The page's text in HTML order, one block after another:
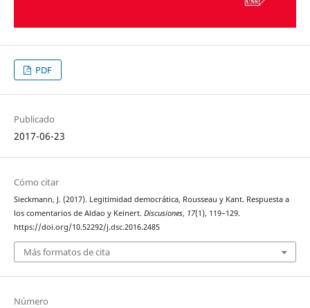
PDF
Publicado
2017-06-23
Cómo citar
Sieckmann, J. (2017). Legitimidad democrática, Rousseau y Kant. Respuesta a
los comentarios de Aldao y Keinert. Discusiones, 17(1), 119–129.
https://doi.org/10.52292/j.dsc.2016.2485
Más formatos de cita
Número